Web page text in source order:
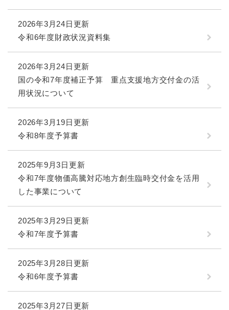
2026年3月24日更新
令和6年度財政状況資料集
2026年3月24日更新
国の令和7年度補正予算 重点支援地方交付金の活
用状況について
2026年3月19日更新
令和8年度予算書
2025年9月3日更新
令和7年度物価高騰対応地方創生臨時交付金を活用
した事業について
2025年3月29日更新
令和7年度予算書
2025年3月28日更新
令和6年度予算書
2025年3月27日更新